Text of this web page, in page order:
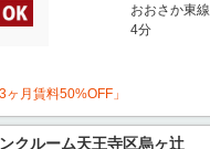
おおさか東
4分
ヶ月賃料50%OFF」
クルーム天王寺区烏ヶ辻